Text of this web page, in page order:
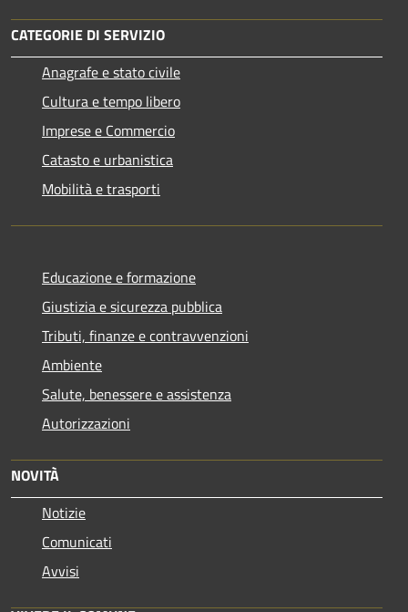
CATEGORIE DI SERVIZIO
Anagrafe e stato civile
Cultura e tempo libero
Imprese e Commercio
Catasto e urbanistica
Mobilità e trasporti
Educazione e formazione
Giustizia e sicurezza pubblica
Tributi, finanze e contravvenzioni
Ambiente
Salute, benessere e assistenza
Autorizzazioni
NOVITÀ
Notizie
Comunicati
Avvisi